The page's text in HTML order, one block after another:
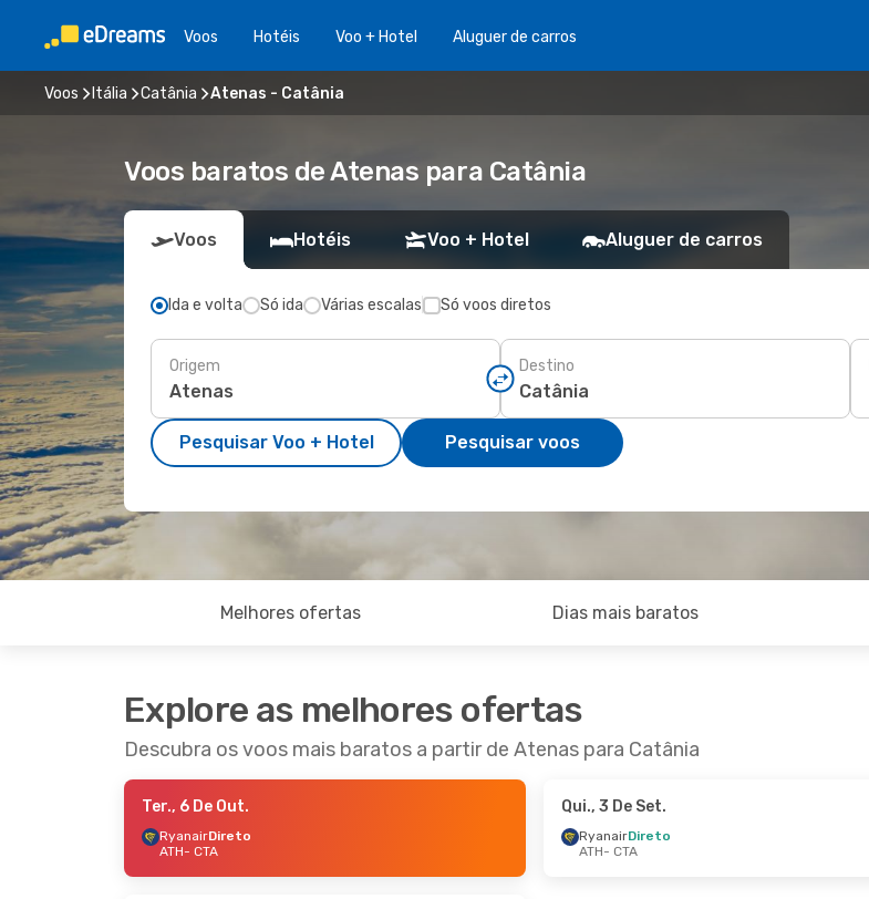
Voos Hotéis Voo + Hotel Aluguer de carros
Voos Itália Catânia Atenas - Catânia
Voos baratos de Atenas para Catânia
Voos Hotéis Voo + Hotel Aluguer de carros
Ida e volta Só ida Várias escalas Só voos diretos
Origem Destino
Pesquisar Voo + Hotel Pesquisar voos
Melhores ofertas Dias mais baratos
Explore as melhores ofertas
Descubra os voos mais baratos a partir de Atenas para Catânia
Ter., 6 De Out.
RyanairDireto
ATH- CTA
Qui., 3 De Set.
RyanairDireto
ATH- CTA